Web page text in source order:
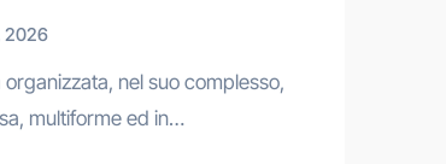
2026
nel suo complesso,
multiforme ed in…